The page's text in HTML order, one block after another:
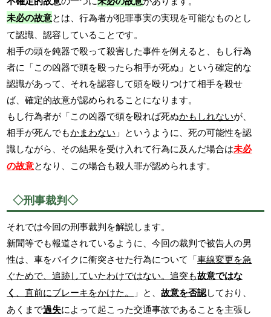
未必の故意とは、行為者が犯罪事実の実現を可能なものとし
て認識、認容していることです。
相手の頭を鈍器で殴って殺害した事件を例えると、もし行為
者に「この凶器で頭を殴ったら相手が死ぬ」という確定的な
認識があって、それを認容して頭を殴りつけて相手を殺せ
ば、確定的故意が認められることになります。
もし行為者が「この凶器で頭を殴れば死ぬかもしれないが、
相手が死んでもかまわない 」というように、死の可能性を認
識しながら、その結果を受け入れて行為に及んだ場合は未必
の故意となり、この場合も殺人罪が認められます。
◇刑事裁判◇
それでは今回の刑事裁判を解説します。
新聞等でも報道されているように、今回の裁判で被告人の男
性は、車をバイクに衝突させた行為について「車線変更を急
ぐためで、追跡していたわけではない。追突も故意ではな
く
、直前にブレーキをかけた。 」と、故意を否認しており、
あくまで過失によって起こった交通事故であることを主張し